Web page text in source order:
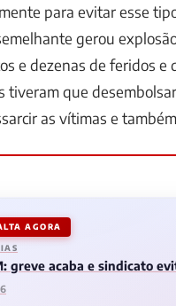
para evitar esse
gerou
e dezenas de feridos e
tiveram que
as vítimas e
AGORA
greve acaba e sindicato
6